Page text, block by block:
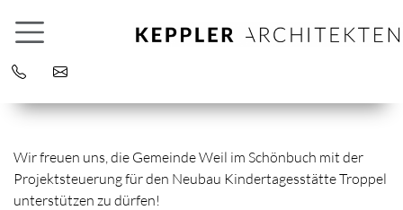
Wir freuen uns, die Gemeinde Weil im Schönbuch mit der
Projektsteuerung für den Neubau Kindertagesstätte Troppel
unterstützen zu dürfen!